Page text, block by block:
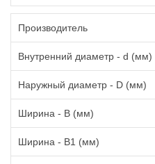
Производитель
Внутренний диаметр - d (мм)
Наружный диаметр - D (мм)
Ширина - B (мм)
Ширина - B1 (мм)